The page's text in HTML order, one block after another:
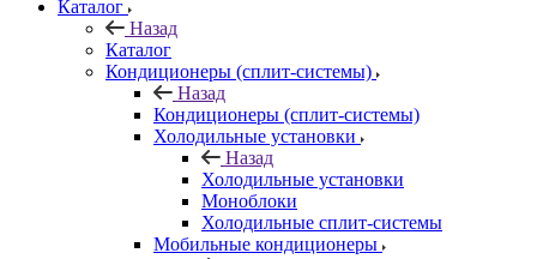
Каталог
Назад
Каталог
Кондиционеры (сплит-системы)
Назад
Кондиционеры (сплит-системы)
Холодильные установки
Назад
Холодильные установки
Моноблоки
Холодильные сплит-системы
Мобильные кондиционеры